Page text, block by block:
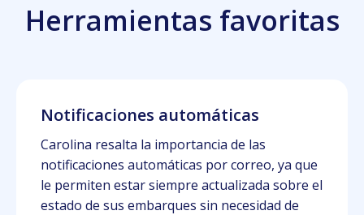
Herramientas favoritas
Notificaciones automáticas
Carolina resalta la importancia de las
notificaciones automáticas por correo, ya que
le permiten estar siempre actualizada sobre el
estado de sus embarques sin necesidad de